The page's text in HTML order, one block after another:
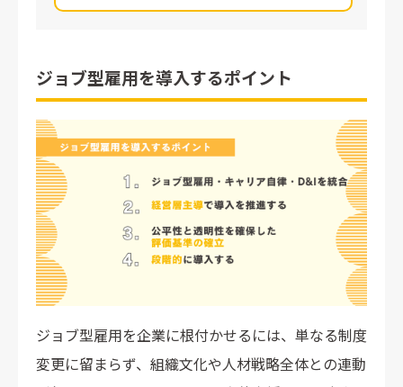
ジョブ型雇用を導入するポイント
ジョブ型雇用を企業に根付かせるには、単なる制度
変更に留まらず、組織文化や人材戦略全体との連動